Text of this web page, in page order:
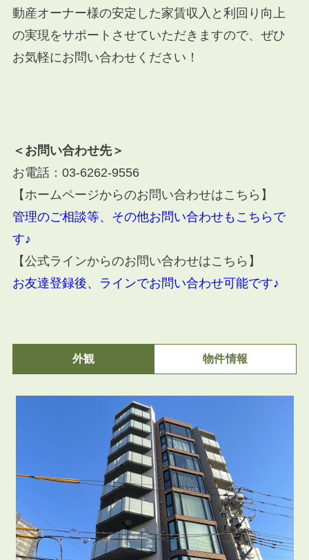
動産オーナー様の安定した家賃収入と利回り向上
の実現をサポートさせていただきますので、ぜひ
お気軽にお問い合わせください！
＜お問い合わせ先＞
お電話： 03-6262-9556
【ホームページからのお問い合わせはこちら】
管理のご相談等、その他お問い合わせもこちらで
す♪
【公式ラインからのお問い合わせはこちら】
お友達登録後、ラインでお問い合わせ可能です♪
外観 物件情報